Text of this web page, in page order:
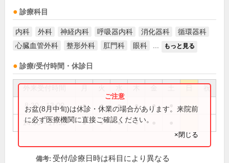
診療科目
内科 外科 神経内科 呼吸器内科 消化器科
循環器科
心臓血管外科
整形外科 肛門科 眼科 もっと見る
診療/受付時間・休診日
祝
8:30～13:00 ● ● ● ● ●
14:00～17:30 ● ● ● ●
お盆(8月中旬)は休診・休業の場合があります。来院前
に必ず医療機関に直接ご確認ください。
×閉じる
備考: 受付/診療日時は科目により異なる